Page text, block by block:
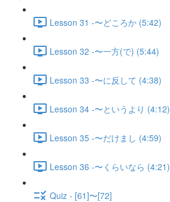
Lesson 31 -〜どころか (5:42)
Lesson 32 -〜一方(で) (5:44)
Lesson 33 -〜に反して (4:38)
Lesson 34 -〜というより (4:12)
Lesson 35 -〜だけまし (4:59)
Lesson 36 -〜くらいなら (4:21)
Quiz - [61]〜[72]